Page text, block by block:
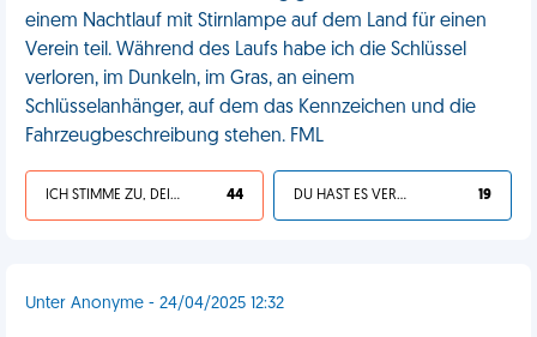
einem Nachtlauf mit Stirnlampe auf dem Land für einen
Verein teil. Während des Laufs habe ich die Schlüssel
verloren, im Dunkeln, im Gras, an einem
Schlüsselanhänger, auf dem das Kennzeichen und die
Fahrzeugbeschreibung stehen. FML
ICH STIMME ZU, DEIN LEBEN IST SCHEISSE 44 DU HAST ES VERDIENT 19
Unter Anonyme - 24/04/2025 12:32